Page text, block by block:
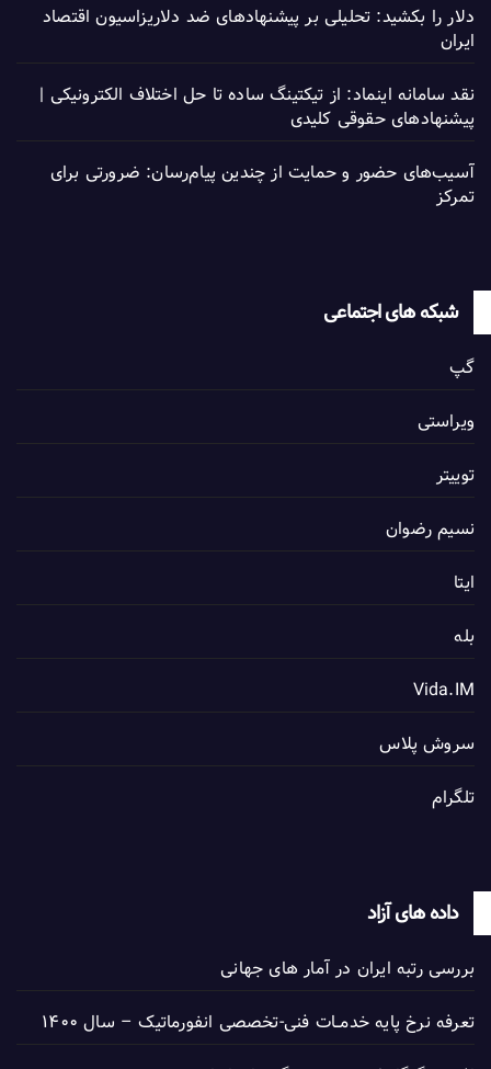
دلار را بکشید: تحلیلی بر پیشنهادهای ضد دلاریزاسیون اقتصاد
ایران
نقد سامانه اینماد: از تیکتینگ ساده تا حل اختلاف الکترونیکی |
پیشنهادهای حقوقی کلیدی
آسیب‌های حضور و حمایت از چندین پیام‌رسان: ضرورتی برای
تمرکز
شبکه های اجتماعی
گپ
ویراستی
توییتر
نسیم رضوان
ایتا
بله
Vida.IM
سروش پلاس
تلگرام
داده های آزاد
بررسی رتبه ایران در آمار های جهانی
تعرفه نرخ پایه خدمــات فنی-تخصصی انفورماتیک – سال ۱۴۰۰